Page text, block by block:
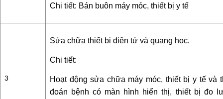
Chi tiết: Bán buôn máy móc, thiết bị y tế
3
Sửa chữa thiết bị điện tử và quang học.
Chi tiết:
Hoạt động sửa chữa máy móc, thiết bị y tế và
đoán bệnh có màn hình hiển thị, thiết bị đo